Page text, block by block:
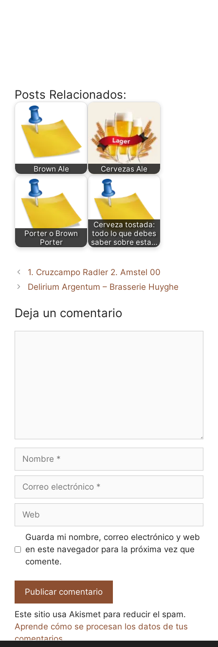
Posts Relacionados:
Brown Ale Cervezas Ale
Porter o Brown
Porter
Cerveza tostada:
todo lo que debes
saber sobre esta…
1. Cruzcampo Radler 2. Amstel 00
Delirium Argentum – Brasserie Huyghe
Deja un comentario
Nombre
Correo
Web
Guarda mi nombre, correo electrónico y web
en este navegador para la próxima vez que
comente.
Este sitio usa Akismet para reducir el spam.
Aprende cómo se procesan los datos de tus
comentarios.